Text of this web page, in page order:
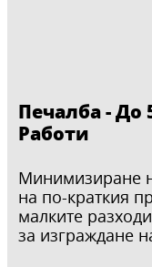
Печалба - До
Работи
Минимизиране
на по-краткия
малките
за изграждане